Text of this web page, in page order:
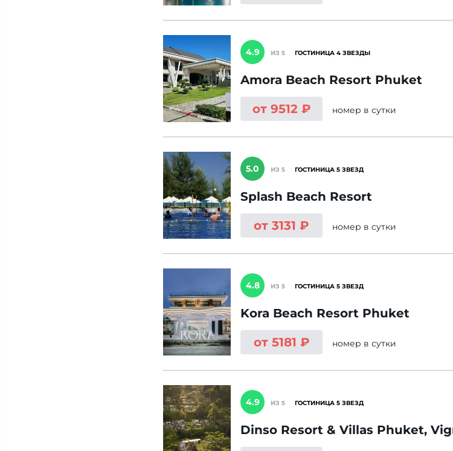
4.9 ИЗ 5 ГОСТИНИЦА 4 ЗВЕЗДЫ
Amora Beach Resort Phuket
от 9512 ₽
номер в сутки
5.0 ИЗ 5 ГОСТИНИЦА 5 ЗВЕЗД
Splash Beach Resort
от 3131 ₽
номер в сутки
4.8 ИЗ 5 ГОСТИНИЦА 5 ЗВЕЗД
Kora Beach Resort Phuket
от 5181 ₽
номер в сутки
4.9 ИЗ 5 ГОСТИНИЦА 5 ЗВЕЗД
Dinso Resort & Villas Phuket,